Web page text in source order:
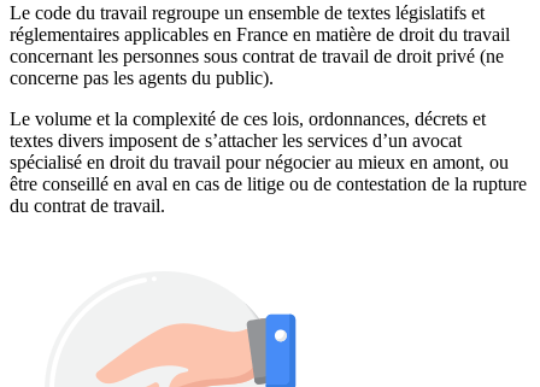
Le code du travail regroupe un ensemble de textes législatifs et
réglementaires applicables en France en matière de droit du travail
concernant les personnes sous contrat de travail de droit privé (ne
concerne pas les agents du public).
Le volume et la complexité de ces lois, ordonnances, décrets et
textes divers imposent de s’attacher les services d’un avocat
spécialisé en droit du travail pour négocier au mieux en amont, ou
être conseillé en aval en cas de litige ou de contestation de la rupture
du contrat de travail.